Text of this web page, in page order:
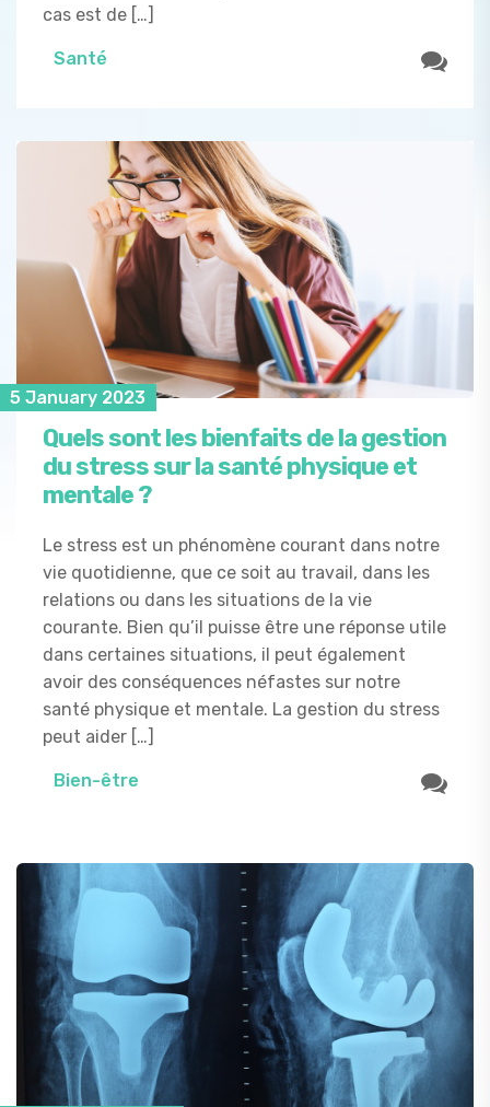
cas est de […]
Santé
5 January 2023
Quels sont les bienfaits de la gestion
du stress sur la santé physique et
mentale ?
Le stress est un phénomène courant dans notre
vie quotidienne, que ce soit au travail, dans les
relations ou dans les situations de la vie
courante. Bien qu’il puisse être une réponse utile
dans certaines situations, il peut également
avoir des conséquences néfastes sur notre
santé physique et mentale. La gestion du stress
peut aider […]
Bien-être